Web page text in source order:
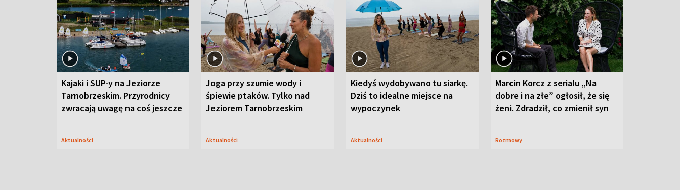
Kajaki i SUP-y na Jeziorze
Tarnobrzeskim. Przyrodnicy
zwracają uwagę na coś jeszcze
Aktualności
Joga przy szumie wody i
śpiewie ptaków. Tylko nad
Jeziorem Tarnobrzeskim
Aktualności
Kiedyś wydobywano tu siarkę.
Dziś to idealne miejsce na
wypoczynek
Aktualności
Marcin Korcz z serialu „Na
dobre i na złe” ogłosił, że się
żeni. Zdradził, co zmienił syn
Rozmowy